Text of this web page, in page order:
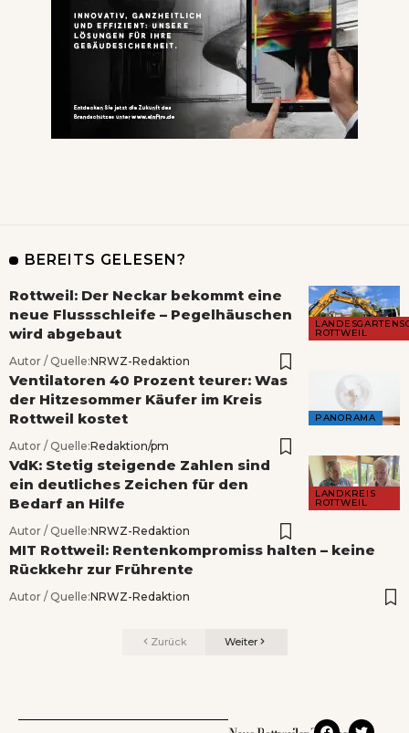
BEREITS GELESEN?
ROTTWEIL
Rottweil: Der Neckar bekommt eine
neue Flussschleife – Pegelhäuschen
wird abgebaut
Autor / Quelle:NRWZ-Redaktion
PANORAMA
Ventilatoren 40 Prozent teurer: Was
der Hitzesommer Käufer im Kreis
Rottweil kostet
Autor / Quelle:Redaktion/pm
LANDKREIS
ROTTWEIL
VdK: Stetig steigende Zahlen sind
ein deutliches Zeichen für den
Bedarf an Hilfe
Autor / Quelle:NRWZ-Redaktion
MIT Rottweil: Rentenkompromiss halten – keine
Rückkehr zur Frührente
Autor / Quelle:NRWZ-Redaktion
Zurück Weiter